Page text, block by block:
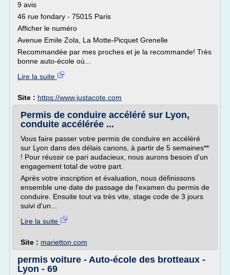
9 avis
46 rue fondary - 75015 Paris
Afficher le numéro
Avenue Emile Zola, La Motte-Picquet Grenelle
Recommandée par mes proches et je la recommande! Très
bonne auto-école où...
Lire la suite
Site : https://www.justacote.com
Permis de conduire accéléré sur Lyon,
conduite accélérée ...
Vous faire passer votre permis de conduire en accéléré
sur Lyon dans des délais canons, à partir de 5 semaines**
! Pour réussir ce pari audacieux, nous aurons besoin d'un
engagement total de votre part.
Après votre inscription et évaluation, nous définissons
ensemble une date de passage de l'examen du permis de
conduire. Ensuite tout va très vite, stage code de 3 jours
suivi d'un...
Lire la suite
Site : marietton.com
permis voiture - Auto-école des brotteaux -
Lyon - 69